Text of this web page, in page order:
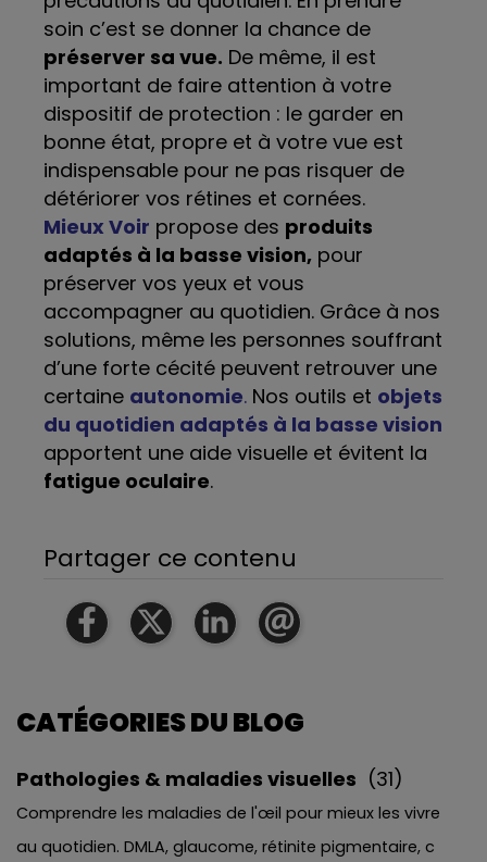
soin c’est se donner la chance de
préserver sa vue. De même, il est
important de faire attention à votre
dispositif de protection : le garder en
bonne état, propre et à votre vue est
indispensable pour ne pas risquer de
détériorer vos rétines et cornées.
Mieux Voir propose des produits
adaptés à la basse vision, pour
préserver vos yeux et vous
accompagner au quotidien. Grâce à nos
solutions, même les personnes souffrant
d’une forte cécité peuvent retrouver une
certaine autonomie. Nos outils et objets
du quotidien adaptés à la basse vision
apportent une aide visuelle et évitent la
fatigue oculaire.
Partager ce contenu
CATÉGORIES DU BLOG
Pathologies & maladies visuelles (31)
Comprendre les maladies de l'œil pour mieux les vivre
au quotidien. DMLA, glaucome, rétinite pigmentaire, c